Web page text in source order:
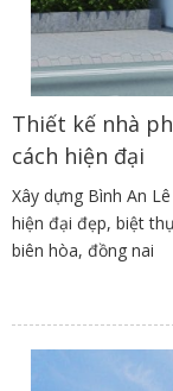
Thiết kế nhà
cách hiện đại
Xây dựng Bình An
hiện đại đẹp, biệt
biên hòa, đồng nai